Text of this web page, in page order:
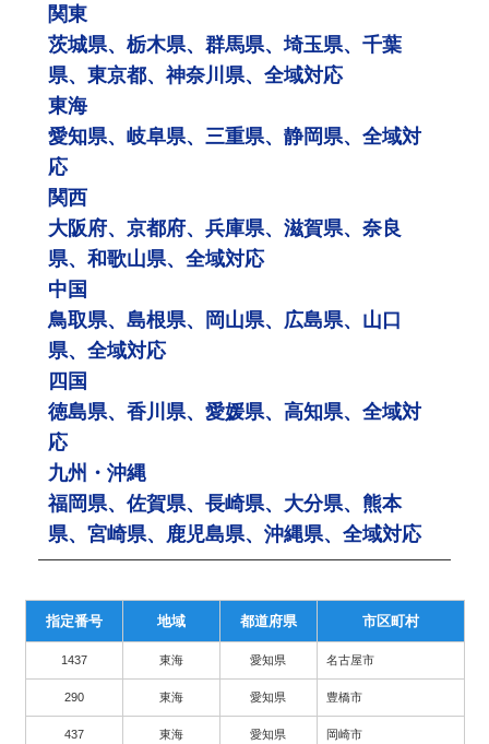
関東
茨城県、栃木県、群馬県、埼玉県、千葉
県、東京都、神奈川県、全域対応
東海
愛知県、岐阜県、三重県、静岡県、全域対
応
関西
大阪府、京都府、兵庫県、滋賀県、奈良
県、和歌山県、全域対応
中国
鳥取県、島根県、岡山県、広島県、山口
県、全域対応
四国
徳島県、香川県、愛媛県、高知県、全域対
応
九州・沖縄
福岡県、佐賀県、長崎県、大分県、熊本
県、宮崎県、鹿児島県、沖縄県、全域対応
指定番号 地域 都道府県 市区町村
1437 東海 愛知県 名古屋市
290 東海 愛知県 豊橋市
437 東海 愛知県 岡崎市